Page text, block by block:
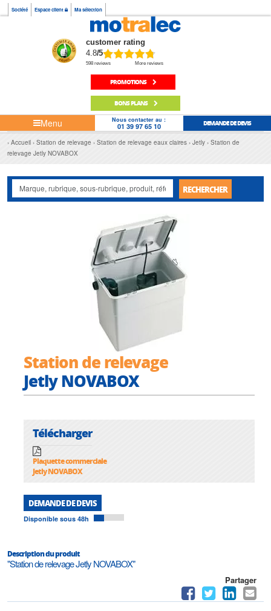
Société Espace client Ma sélection
customer rating
4.8/5
598 reviews More reviews
PROMOTIONS
BONS PLANS
Menu Nous contacter au :
01 39 97 65 10 DEMANDE DE DEVIS
Accueil Station de relevage Station de relevage eaux claires Jetly
Station de
relevage Jetly NOVABOX
RECHERCHER
Station de relevage
Jetly NOVABOX
Télécharger
Plaquette commerciale
Jetly NOVABOX
DEMANDE DE DEVIS
Disponible sous 48h
Description du produit
"Station de relevage Jetly NOVABOX"
Partager